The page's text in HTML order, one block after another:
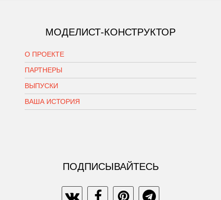
МОДЕЛИСТ-КОНСТРУКТОР
О ПРОЕКТЕ
ПАРТНЕРЫ
ВЫПУСКИ
ВАША ИСТОРИЯ
ПОДПИСЫВАЙТЕСЬ